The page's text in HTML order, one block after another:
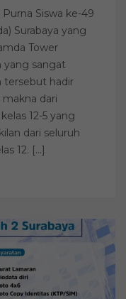
Siswa ke-49
Surabaya yang
Tower
sangat
hadir
dari
12-5 yang
dari seluruh
12. […]